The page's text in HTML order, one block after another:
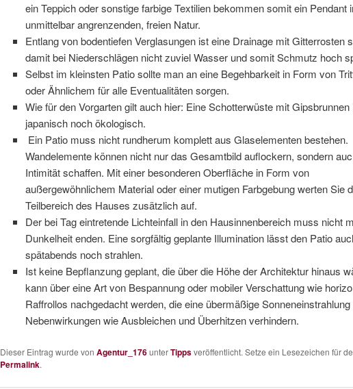
ein Teppich oder sonstige farbige Textilien bekommen somit ein Pendant
unmittelbar angrenzenden, freien Natur.
Entlang von bodentiefen Verglasungen ist eine Drainage mit Gitterrosten
damit bei Niederschlägen nicht zuviel Wasser und somit Schmutz hoch
Selbst im kleinsten Patio sollte man an eine Begehbarkeit in Form von
oder Ähnlichem für alle Eventualitäten sorgen.
Wie für den Vorgarten gilt auch hier: Eine Schotterwüste mit
japanisch noch ökologisch.
Ein Patio muss nicht rundherum komplett aus Glaselementen bestehen.
Wandelemente können nicht nur das Gesamtbild auflockern, sondern
Intimität schaffen. Mit einer besonderen Oberfläche in Form von
außergewöhnlichem Material oder einer mutigen Farbgebung werten Sie
Teilbereich des Hauses zusätzlich auf.
Der bei Tag eintretende Lichteinfall in den Hausinnenbereich muss nicht
Dunkelheit enden. Eine sorgfältig geplante Illumination lässt den Patio
spätabends noch strahlen.
Ist keine Bepflanzung geplant, die über die Höhe der Architektur hinaus
kann über eine Art von Bespannung oder mobiler Verschattung wie
Raffrollos nachgedacht werden, die eine übermäßige
Nebenwirkungen wie Ausbleichen und Überhitzen verhindern.
Dieser Eintrag wurde von Agentur_176unterTippsveröffentlicht. Setze ein Lesezeichen für
Permalink.